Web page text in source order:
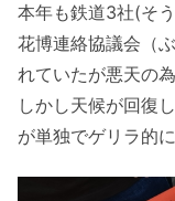
本年も鉄道3社(そ
花博連絡協議会（
れていたが悪天の
しかし天候が回復
が単独でゲリラ的に